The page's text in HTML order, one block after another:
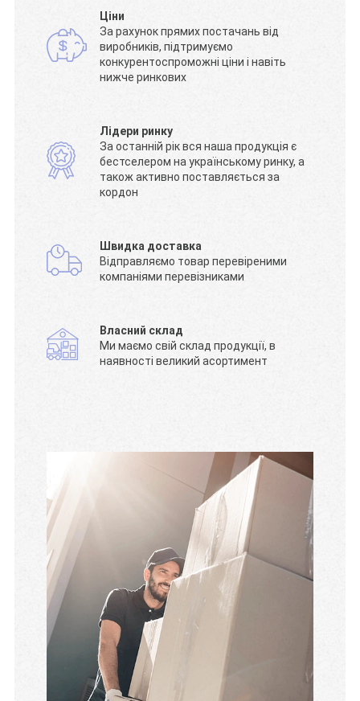
Ціни
За рахунок прямих постачань від
виробників, підтримуємо
конкурентоспроможні ціни і навіть
нижче ринкових
Лідери ринку
За останній рік вся наша продукція є
бестселером на українському ринку, а
також активно поставляється за
кордон
Швидка доставка
Відправляємо товар перевіреними
компаніями перевізниками
Власний склад
Ми маємо свій склад продукції, в
наявності великий асортимент